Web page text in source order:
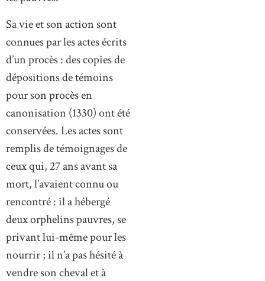
Sa vie et son action sont
connues par les actes écrits
d’un procès : des copies de
dépositions de témoins
pour son procès en
canonisation (1330) ont été
conservées. Les actes sont
remplis de témoignages de
ceux qui, 27 ans avant sa
mort, l’avaient connu ou
rencontré : il a hébergé
deux orphelins pauvres, se
privant lui-même pour les
nourrir ; il n’a pas hésité à
vendre son cheval et à